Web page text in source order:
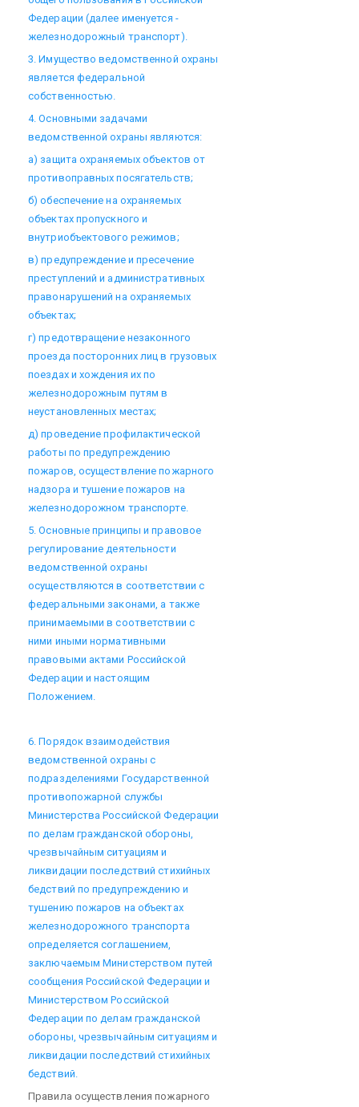
Федерации (далее именуется -
железнодорожный транспорт).
3. Имущество ведомственной охраны
является федеральной
собственностью.
4. Основными задачами
ведомственной охраны являются:
а) защита охраняемых объектов от
противоправных посягательств;
б) обеспечение на охраняемых
объектах пропускного и
внутриобъектового режимов;
в) предупреждение и пресечение
преступлений и административных
правонарушений на охраняемых
объектах;
г) предотвращение незаконного
проезда посторонних лиц в грузовых
поездах и хождения их по
железнодорожным путям в
неустановленных местах;
д) проведение профилактической
работы по предупреждению
пожаров, осуществление пожарного
надзора и тушение пожаров на
железнодорожном транспорте.
5. Основные принципы и правовое
регулирование деятельности
ведомственной охраны
осуществляются в соответствии с
федеральными законами, а также
принимаемыми в соответствии с
ними иными нормативными
правовыми актами Российской
Федерации и настоящим
Положением.
6. Порядок взаимодействия
ведомственной охраны с
подразделениями Государственной
противопожарной службы
Министерства Российской Федерации
по делам гражданской обороны,
чрезвычайным ситуациям и
ликвидации последствий стихийных
бедствий по предупреждению и
тушению пожаров на объектах
железнодорожного транспорта
определяется соглашением,
заключаемым Министерством путей
сообщения Российской Федерации и
Министерством Российской
Федерации по делам гражданской
обороны, чрезвычайным ситуациям и
ликвидации последствий стихийных
бедствий.
Правила осуществления пожарного